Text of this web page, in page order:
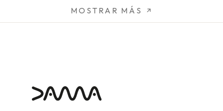
MOSTRAR MÁS